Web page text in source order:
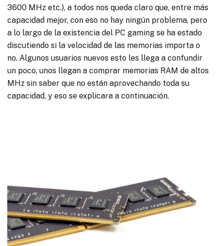
3600 MHz etc.), a todos nos queda claro que, entre más
capacidad mejor, con eso no hay ningún problema, pero
a lo largo de la existencia del PC gaming se ha estado
discutiendo si la velocidad de las memorias importa o
no. Algunos usuarios nuevos esto les llega a confundir
un poco, unos llegan a comprar memorias RAM de altos
MHz sin saber que no están aprovechando toda su
capacidad, y eso se explicara a continuación.